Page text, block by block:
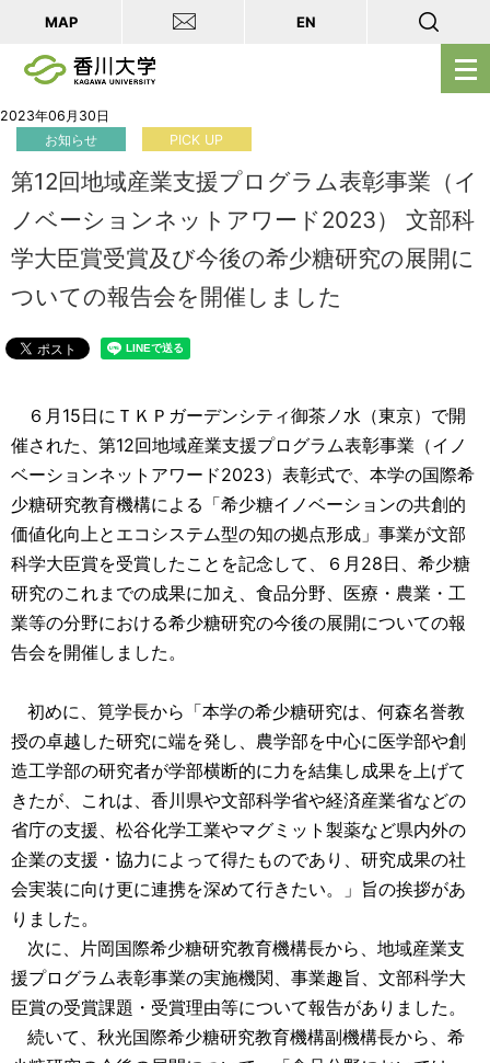
メ
ニ
を
開
く
MAP EN
2023年06月30日
お知らせ
PICK UP
第12回地域産業支援プログラム表彰事業（イ
ノベーションネットアワード2023） 文部科
学大臣賞受賞及び今後の希少糖研究の展開に
ついての報告会を開催しました
６月15日にＴＫＰガーデンシティ御茶ノ水（東京）で開
催された、第12回地域産業支援プログラム表彰事業（イノ
ベーションネットアワード2023）表彰式で、本学の国際希
少糖研究教育機構による「希少糖イノベーションの共創的
価値化向上とエコシステム型の知の拠点形成」事業が文部
科学大臣賞を受賞したことを記念して、６月28日、希少糖
研究のこれまでの成果に加え、食品分野、医療・農業・工
業等の分野における希少糖研究の今後の展開についての報
告会を開催しました。
初めに、筧学長から「本学の希少糖研究は、何森名誉教
授の卓越した研究に端を発し、農学部を中心に医学部や創
造工学部の研究者が学部横断的に力を結集し成果を上げて
きたが、これは、香川県や文部科学省や経済産業省などの
省庁の支援、松谷化学工業やマグミット製薬など県内外の
企業の支援・協力によって得たものであり、研究成果の社
会実装に向け更に連携を深めて行きたい。」旨の挨拶があ
りました。
次に、片岡国際希少糖研究教育機構長から、地域産業支
援プログラム表彰事業の実施機関、事業趣旨、文部科学大
臣賞の受賞課題・受賞理由等について報告がありました。
続いて、秋光国際希少糖研究教育機構副機構長から、希